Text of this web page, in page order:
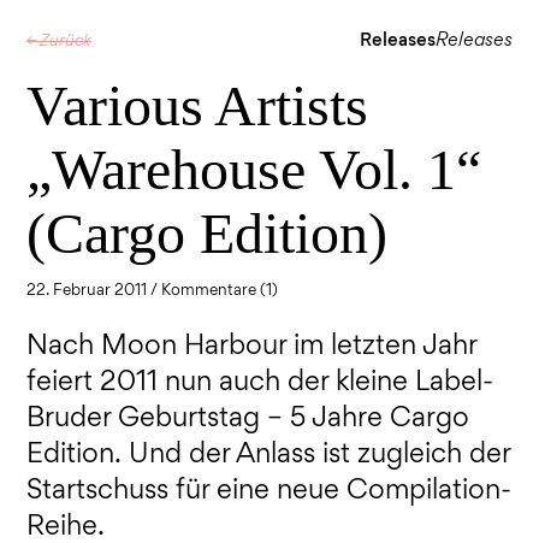
← Zurück ReleasesReleases
Various Artists
„Warehouse Vol. 1“
(Cargo Edition)
22. Februar 2011 / Kommentare (1)
Nach Moon Harbour im letzten Jahr
feiert 2011 nun auch der kleine Label-
Bruder Geburtstag – 5 Jahre Cargo
Edition. Und der Anlass ist zugleich der
Startschuss für eine neue Compilation-
Reihe.